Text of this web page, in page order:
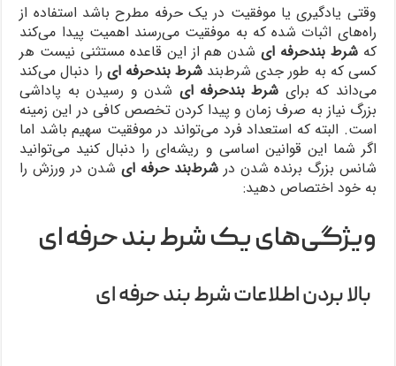
وقتی یادگیری یا موفقیت در یک حرفه مطرح باشد استفاده از
راه‌های اثبات شده که به موفقیت می‌رسند اهمیت پیدا می‌کند
کهشرط بند‌‌حرفه‌ ایشدن هم از این قاعده مستثنی نیست هر
کسی که به طور جدی شرط‌بندشرط‌ بند‌‌حرفه‌ ای را دنبال می‌کند
می‌داند که برای شرط‌ بند‌‌حرفه‌ ای شدن و رسیدن به پاداشی
بزرگ نیاز به صرف زمان و پیدا کردن تخصص کافی در این زمینه
است. البته که استعداد فرد می‌تواند در موفقیت سهیم باشد اما
اگر شما این قوانین اساسی و ریشه‌ای را دنبال کنید می‌توانید
شانس بزرگ برنده شدن در شرط‌بند حرفه ایشدن در ورزش را
به خود اختصاص دهید:
ویژگی‌های یک شرط بند حرفه ای
بالا بردن اطلاعات شرط بند حرفه ای